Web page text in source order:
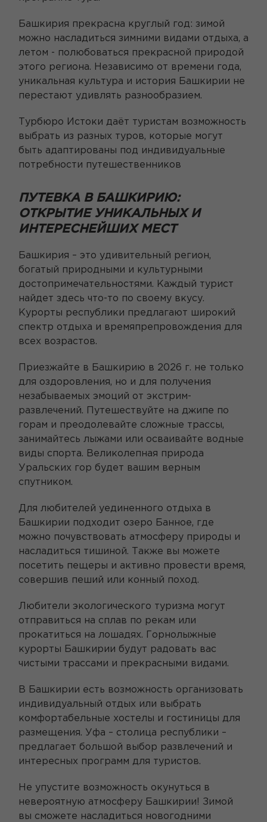
Башкирия прекрасна круглый год: зимой
можно насладиться зимними видами отдыха, а
летом - полюбоваться прекрасной природой
этого региона. Независимо от времени года,
уникальная культура и история Башкирии не
перестают удивлять разнообразием.
Турбюро Истоки даёт туристам возможность
выбрать из разных туров, которые могут
быть адаптированы под индивидуальные
потребности путешественников
ПУТЕВКА В БАШКИРИЮ:
ОТКРЫТИЕ УНИКАЛЬНЫХ И
ИНТЕРЕСНЕЙШИХ МЕСТ
Башкирия – это удивительный регион,
богатый природными и культурными
достопримечательностями. Каждый турист
найдет здесь что-то по своему вкусу.
Курорты республики предлагают широкий
спектр отдыха и времяпрепровождения для
всех возрастов.
Приезжайте в Башкирию в 2026 г. не только
для оздоровления, но и для получения
незабываемых эмоций от экстрим-
развлечений. Путешествуйте на джипе по
горам и преодолевайте сложные трассы,
занимайтесь лыжами или осваивайте водные
виды спорта. Великолепная природа
Уральских гор будет вашим верным
спутником.
Для любителей уединенного отдыха в
Башкирии подходит озеро Банное, где
можно почувствовать атмосферу природы и
насладиться тишиной. Также вы можете
посетить пещеры и активно провести время,
совершив пеший или конный поход.
Любители экологического туризма могут
отправиться на сплав по рекам или
прокатиться на лошадях. Горнолыжные
курорты Башкирии будут радовать вас
чистыми трассами и прекрасными видами.
В Башкирии есть возможность организовать
индивидуальный отдых или выбрать
комфортабельные хостелы и гостиницы для
размещения. Уфа – столица республики –
предлагает большой выбор развлечений и
интересных программ для туристов.
Не упустите возможность окунуться в
невероятную атмосферу Башкирии! Зимой
вы сможете насладиться новогодними